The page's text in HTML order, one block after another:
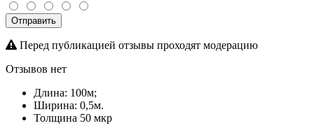
Отправить
Перед публикацией отзывы проходят модерацию
Отзывов нет
Длина: 100м;
Ширина: 0,5м.
Толщина 50 мкр